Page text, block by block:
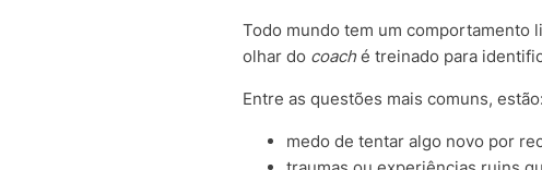
Todo mundo tem um comportamento
olhar do coaché treinado para
Entre as questões mais comuns, estão:
medo de tentar algo novo por